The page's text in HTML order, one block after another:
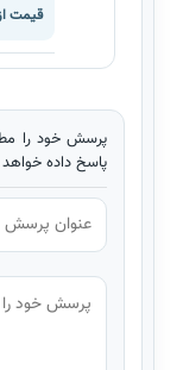
قیمت از 2 میلیون تومن شروع
پرسش خود را
پاسخ داده